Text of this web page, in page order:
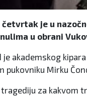
je u
u obrani
akademskog
Mirku
za